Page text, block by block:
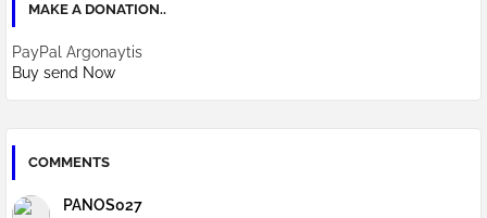
MAKE A DONATION..
PayPal Argonaytis
Buy send Now
COMMENTS
PANOS027